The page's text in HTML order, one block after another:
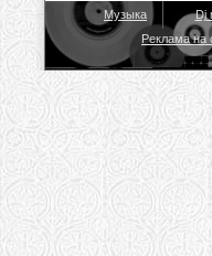
Музыка Dj
Реклама на